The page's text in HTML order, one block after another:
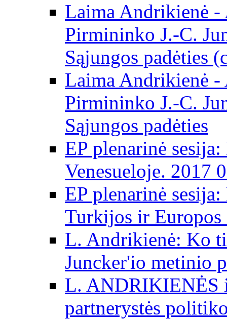
Laima Andrikienė
Pirmininko J.-C.
Sąjungos padėties
Laima Andrikienė
Pirmininko J.-C.
Sąjungos padėties
EP plenarinė
Venesueloje. 2017
EP plenarinė
Turkijos ir Europos
L. Andrikienė: Ko
Juncker'io metinio
L. ANDRIKIENĖS
partnerystės